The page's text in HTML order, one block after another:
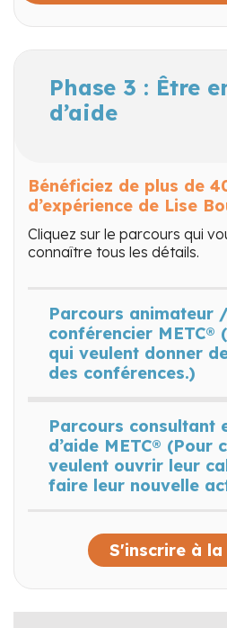
Phase 3 : Être
d’aide
Bénéficiez de plus de
d’expérience de Lise
Cliquez sur le parcours qui
connaître tous les détails.
Parcours animateur
conférencier METC®
qui veulent donner
des conférences.)
Parcours consultant
d’aide METC® (Pour
veulent ouvrir leur
faire leur nouvelle
S'inscrire à la